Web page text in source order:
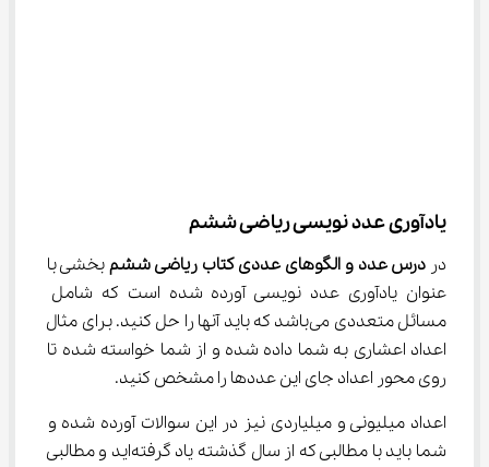
یادآوری عدد نویسی ریاضی ششم
در درس عدد و الگوهای عددی کتاب ریاضی ششم بخشی با
عنوان یادآوری عدد نویسی آورده شده است که شامل
مسائل متعددی می‌باشد که باید آنها را حل کنید. برای مثال
اعداد اعشاری به شما داده شده و از شما خواسته شده تا
روی محور اعداد جای این عددها را مشخص کنید.
اعداد میلیونی و میلیاردی نیز در این سوالات آورده شده و
شما باید با مطالبی که از سال گذشته یاد گرفته‌اید و مطالبی